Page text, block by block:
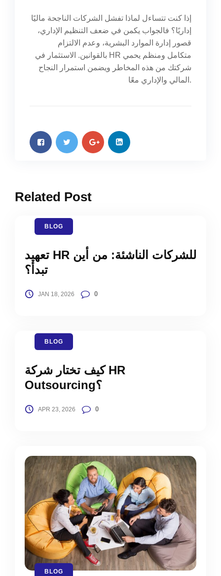
إذا كنت تتساءل لماذا تفشل الشركات الناجحة ماليًا
إداريًا؟ فالجواب يكمن في ضعف التنظيم الإداري،
قصور إدارة الموارد البشرية، وعدم الالتزام
بالقوانين. الاستثمار في HR متكامل ومنظم يحمي
شركتك من هذه المخاطر ويضمن استمرار النجاح
المالي والإداري معًا.
Related Post
BLOG
تعهيد HR للشركات الناشئة: من أين
تبدأ؟
JAN 18, 2026 0
BLOG
كيف تختار شركة HR
Outsourcing؟
APR 23, 2026 0
BLOG